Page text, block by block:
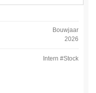
Bouwjaar
2026
Intern #Stock